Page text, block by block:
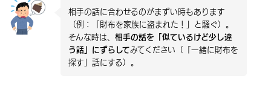
相手の話に合わせるのがまずい時もあります
（例：「財布を家族に盗まれた！」と騒ぐ）。
そんな時は、 相手の話を「似ているけど少し違
う話」にずらしてみてください（「一緒に財布を
探す」話にする）。